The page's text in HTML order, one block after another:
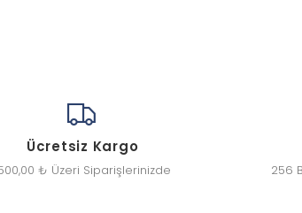
Ücretsiz Kargo
₺ Üzeri Siparişlerinizde 256